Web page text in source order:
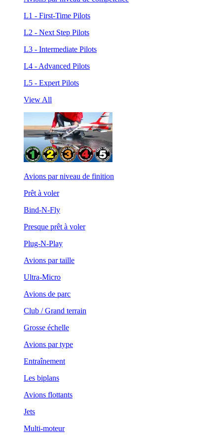
L1 - First-Time Pilots
L2 - Next Step Pilots
L3 - Intermediate Pilots
L4 - Advanced Pilots
L5 - Expert Pilots
View All
Avions par niveau de finition
Prêt à voler
Bind-N-Fly
Presque prêt à voler
Plug-N-Play
Avions par taille
Ultra-Micro
Avions de parc
Club / Grand terrain
Grosse échelle
Avions par type
Entraînement
Les biplans
Avions flottants
Jets
Multi-moteur